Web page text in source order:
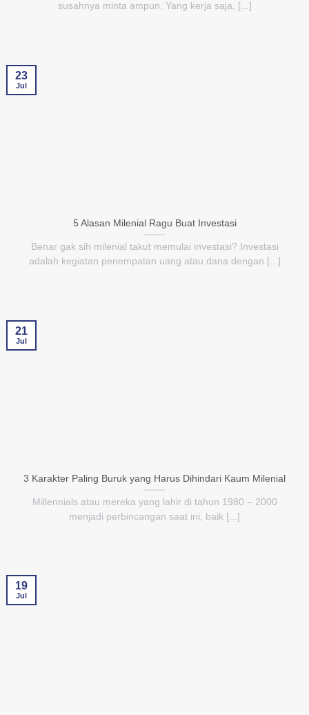
susahnya minta ampun. Yang kerja saja, [...]
5 Alasan Milenial Ragu Buat Investasi
Benar gak sih milenial takut memulai investasi? Investasi
adalah kegiatan penempatan uang atau dana dengan [...]
23
Jul
3 Karakter Paling Buruk yang Harus Dihindari Kaum Milenial
Millennials atau mereka yang lahir di tahun 1980 – 2000
menjadi perbincangan saat ini, baik [...]
21
Jul
19
Jul